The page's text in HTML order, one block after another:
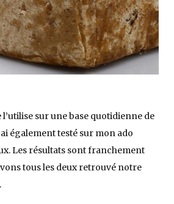
sur une base quotidienne de
également testé sur mon ado
Les résultats sont franchement
tous les deux retrouvé notre